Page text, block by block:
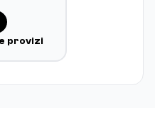
provizi